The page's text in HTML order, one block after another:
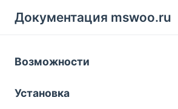
Документация mswoo.ru
Возможности
Установка